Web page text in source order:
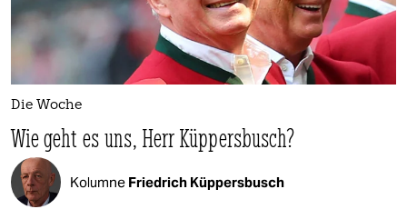
Die Woche
Wie geht es uns, Herr Küppersbusch?
Kolumne Friedrich Küppersbusch